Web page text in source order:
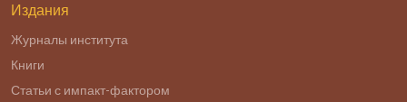
Издания
Журналы института
Книги
Статьи с импакт-фактором